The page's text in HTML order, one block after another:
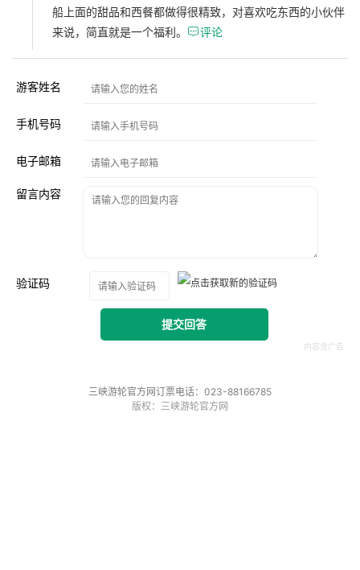
船上面的甜品和西餐都做得很精致，对喜欢吃东西的小伙伴
来说，简直就是一个福利。 评论
游客姓名
手机号码
电子邮箱
留言内容
验证码
提交回答
三峡游轮官方网订票电话：023-88166785
版权：三峡游轮官方网